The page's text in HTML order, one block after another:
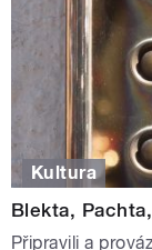
Kultura
Blekta,
Připravili a